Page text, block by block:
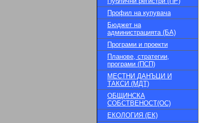
Профил на купувача
Бюджет на
администрацията (БА)
Програми и проекти
Планове, стратегии,
програми (ПСП)
МЕСТНИ ДАНЪЦИ И
ТАКСИ (МДТ)
ОБЩИНСКА
СОБСТВЕНОСТ(ОС)
ЕКОЛОГИЯ (ЕК)